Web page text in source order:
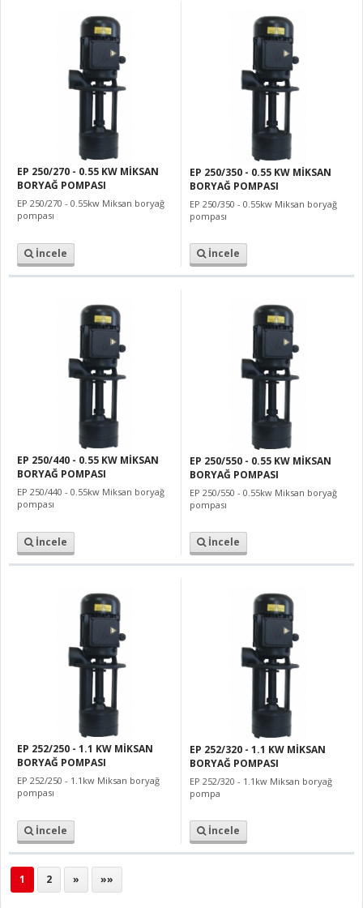
EP 250/270 - 0.55 KW MİKSAN
BORYAĞ POMPASI
EP 250/270 - 0.55kw Miksan boryağ
pompası
İncele
EP 250/350 - 0.55 KW MİKSAN
BORYAĞ POMPASI
EP 250/350 - 0.55kw Miksan boryağ
pompası
İncele
EP 250/440 - 0.55 KW MİKSAN
BORYAĞ POMPASI
EP 250/440 - 0.55kw Miksan boryağ
pompası
İncele
EP 250/550 - 0.55 KW MİKSAN
BORYAĞ POMPASI
EP 250/550 - 0.55kw Miksan boryağ
pompası
İncele
EP 252/250 - 1.1 KW MİKSAN
BORYAĞ POMPASI
EP 252/250 - 1.1kw Miksan boryağ
pompası
İncele
EP 252/320 - 1.1 KW MİKSAN
BORYAĞ POMPASI
EP 252/320 - 1.1kw Miksan boryağ
pompa
İncele
1 2 » »»